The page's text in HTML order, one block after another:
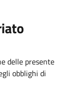
delle presente
obblighi di